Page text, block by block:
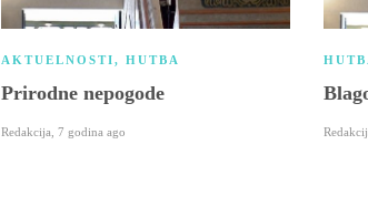
AKTUELNOSTI, HUTBA
Prirodne nepogode
Redakcija 7 godina ago